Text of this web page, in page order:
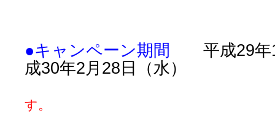
●キャンペーン期間
平成29年
成30年2月28日（水）
す。